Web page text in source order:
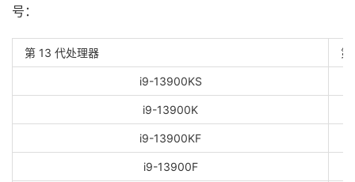
号：
第 13 代处理器 第
i9-13900KS
i9-13900K
i9-13900KF
i9-13900F